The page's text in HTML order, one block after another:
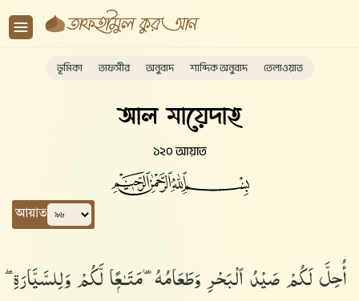
ভূমিকা তাফসীর অনুবাদ শাব্দিক অনুবাদ তেলাওয়াত
আল মায়েদাহ
১২০ আয়াত
আয়াত
أُحِلَّ لَكُمْ صَيْدُ ٱلْبَحْرِ وَطَعَامُهُۥ مَتَـٰعًۭا لَّكُمْ وَلِلسَّيَّارَةِ ۖ